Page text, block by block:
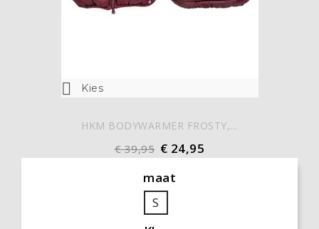
 Kies
HKM BODYWARMER FROSTY,...
€ 39,95 € 24,95
maat
S